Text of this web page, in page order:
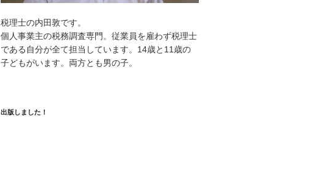
税理士の内田敦です。
個人事業主の税務調査専門。従業員を雇わず税理士
である自分が全て担当しています。14歳と11歳の
子どもがいます。両方とも男の子。
出版しました！